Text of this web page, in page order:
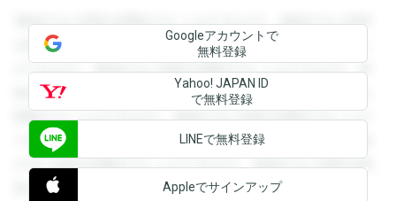
登録すると回答を閲覧することができます。登録すると回答
を閲覧することができます。登録すると回答を閲覧すること
ができます。登録すると回答を閲覧することができます。登
録すると回答を閲覧することができます。登録すると回答を
閲覧することができます。登録すると回答を閲覧することが
できます。登録すると回答を閲覧することができます。登録
すると回答を閲覧することができます。登録すると回答を閲
覧することができます。
Googleアカウントで
無料登録
Yahoo! JAPAN ID
で無料登録
LINEで無料登録
Appleでサインアップ